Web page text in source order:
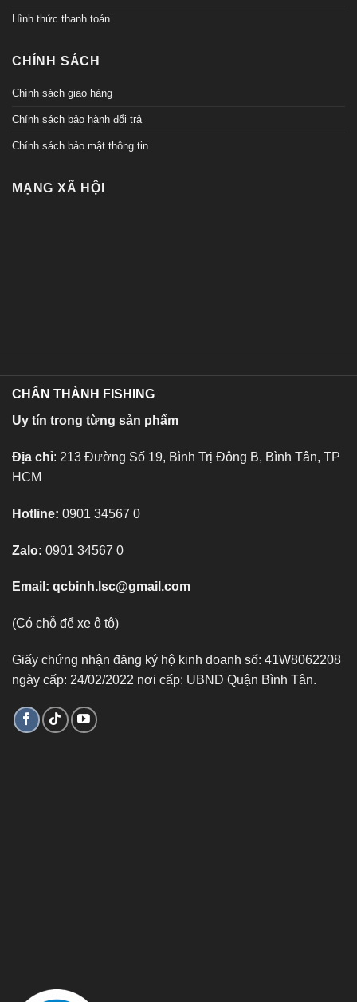
Hình thức thanh toán
CHÍNH SÁCH
Chính sách giao hàng
Chính sách bảo hành đổi trả
Chính sách bảo mật thông tin
MẠNG XÃ HỘI
CHẤN THÀNH FISHING
Uy tín trong từng sản phẩm
Địa chỉ: 213 Đường Số 19, Bình Trị Đông B, Bình Tân, TP
HCM
Hotline: 0901 34567 0
Zalo: 0901 34567 0
Email: qcbinh.lsc@gmail.com
(Có chỗ để xe ô tô)
Giấy chứng nhận đăng ký hộ kinh doanh số: 41W8062208
ngày cấp: 24/02/2022 nơi cấp: UBND Quận Bình Tân.